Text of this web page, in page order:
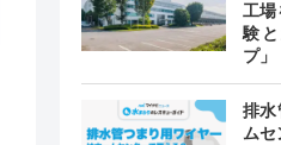
工
験
プ」
排
ム